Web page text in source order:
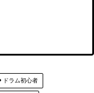
ドラム初心者